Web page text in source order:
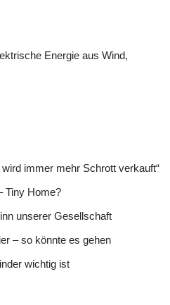
Energie aus Wind,
immer mehr Schrott verkauft“
Tiny Home?
unserer Gesellschaft
– so könnte es gehen
wichtig ist